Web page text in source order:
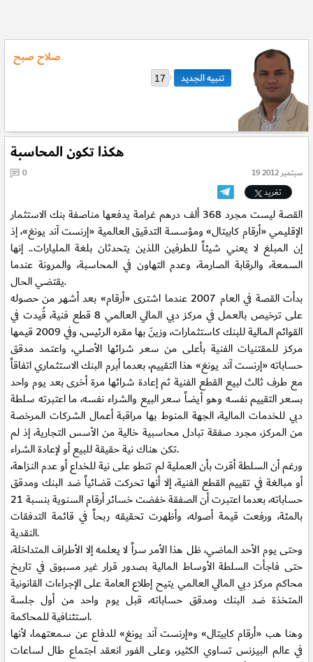
صلاح صبح
17
هكذا تكون المحاسبة
19 سبتمبر 2012
0
تغريد
القصة ليست مجرد 368 ألف درهم غرامة يدفعها مناصفة بنك الاستثمار
الإقليمي «أرقام كابيتال» ومؤسسة التدقيق العالمية «إرنست آند يونغ»، إذ
إن المبلغ لا يعني شيئاً للطرفين اللذين يتحدثان بلغة المليارات.. إنها
السمعة، والرقابة الصارمة، وعدم التهاون في المحاسبة، والمرونة عندما
يقتضي الحال.
بدأت القصة في العام 2007 عندما اشترى «أرقام» بعد أشهر من حصوله
على ترخيص بالعمل في مركز دبي المالي العالمي 8 قطع فنية، قُيدت في
القوائم المالية للبنك كاستثمارات، وزينَ بها مقره الرئيس، وفي 2009 قيمها
مركز للمقتنيات الفنية بأعلى من سعر شرائها الأصلي، واعتمد مدقق
حساباته «إرنست آند يونغ» هذا التقييم، بعدما أبرم البنك الاستثماري اتفاقاً
مع طرف ثالث لبيع القطع الفنية ثم إعادة شرائها مرة أخرى بعد يوم واحد
بسعر التقييم نفسه وهو أيضاً سعر البيع والشراء نفسه، ما اعتبرته سلطة
دبي للخدمات المالية، الجهة المنوط بها مراقبة أعمال الشركات المرخصة
من المركز، مجرد صفقة تبادل محاسبية خالية من الأسس التجارية، إذ لم
تكن هناك نية حقيقة للبيع أو لإعادة الشراء.
ورغم أن السلطة أقرت بأن العملية لم تنطو على نية للخداع أو عدم النزاهة،
أو مبالغة في تقييم القطع الفنية، إلا أنها تحركت قضائياً ضد البنك ومدقق
حساباته، بعدما اعتبرت أن الصفقة خفضت خسائر أرقام السنوية بنسبة 21
بالمئة، ورفعت قيمة أصوله، وأظهرت تحقيقه ربحاً في قائمة التدفقات
النقدية.
وحتى يوم الأحد الماضي، ظل هذا الأمر سراً لا يعلمه إلا الأطراف المتداخلة،
حتى فاجأت السلطة الأوساط المالية بصدور قرار غير مسبوق في تاريخ
محاكم مركز دبي المالي العالمي يتيح إطلاع العامة على الإجراءات القانونية
المتخذة ضد البنك ومدقق حساباته، قبل يوم واحد من أول جلسة
استئنافية للمحاكمة.
وهنا هب «أرقام كابيتال» و«إرنست آند يونغ» للدفاع عن سمعتهما، لأنها
في عالم البيزنس تساوي الكثير، وعلى الفور انعقد اجتماع طال لساعات